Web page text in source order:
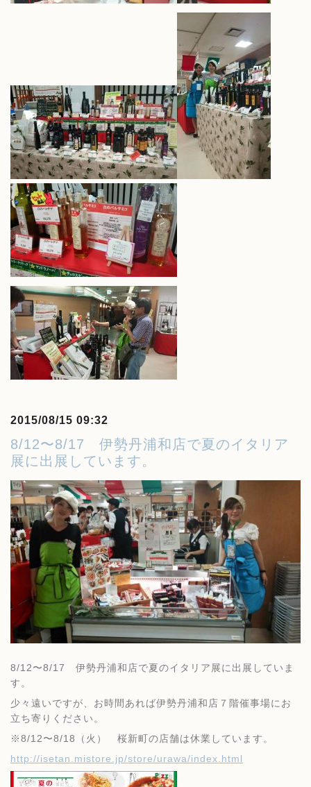
2015/08/15 09:32
8/12〜8/17 伊勢丹浦和店で夏のイタリア
展に出展しています。
8/12〜8/17 伊勢丹浦和店で夏のイタリア展に出展していま
す。
少々遠いですが、お時間あれば伊勢丹浦和店７階催事場にお
立ち寄りください。
※8/12〜8/18（火） 桜新町の店舗は休業しています。
http://isetan.mistore.jp/store/urawa/index.html